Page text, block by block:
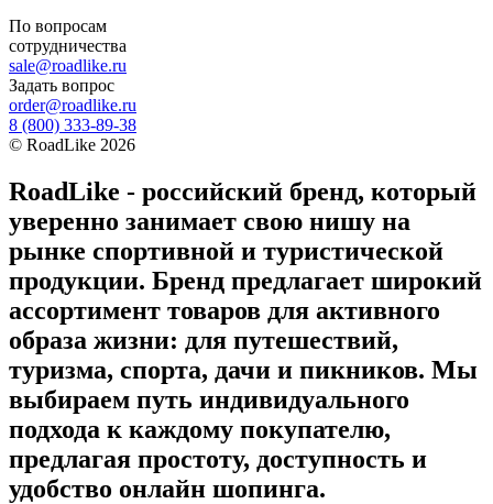
По вопросам
сотрудничества
sale@roadlike.ru
Задать вопрос
order@roadlike.ru
8 (800) 333-89-38
© RoadLike 2026
RoadLike - российский бренд, который
уверенно занимает свою нишу на
рынке спортивной и туристической
продукции. Бренд предлагает широкий
ассортимент товаров для активного
образа жизни: для путешествий,
туризма, спорта, дачи и пикников. Мы
выбираем путь индивидуального
подхода к каждому покупателю,
предлагая простоту, доступность и
удобство онлайн шопинга.